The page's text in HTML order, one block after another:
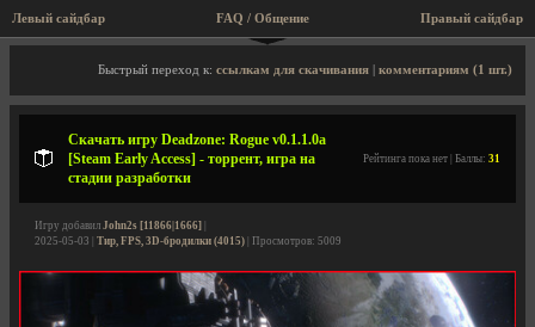
Левый сайдбар Правый сайдбар
FAQ / Общение
Описание игры, торрент, скриншоты, видео
Быстрый переход к: ссылкам для скачивания комментариям (1 шт.)
Скачать игру Deadzone: Rogue v0.1.1.0a
[Steam Early Access] - торрент, игра на
стадии разработки
Рейтинга пока нет | Баллы: 31
Игру добавил John2s [11866|1666]
2025-05-03 | Тир, FPS, 3D-бродилки (4015) | Просмотров: 5009